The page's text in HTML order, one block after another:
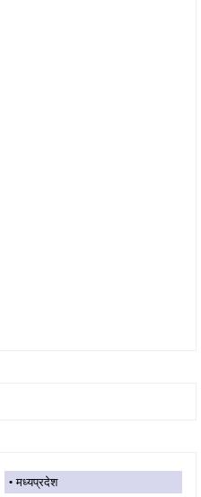
मध्यप्रदेश